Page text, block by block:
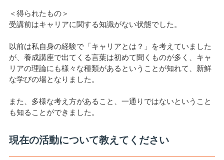
＜得られたもの＞
受講前はキャリアに関する知識がない状態でした。
以前は私自身の経験で「キャリアとは？」を考えていました
が、養成講座で出てくる言葉は初めて聞くものが多く、キャ
リアの理論にも様々な種類があるということが知れて、新鮮
な学びの場となりました。
また、多様な考え方があること、一通りではないということ
も知ることができました。
現在の活動について教えてください